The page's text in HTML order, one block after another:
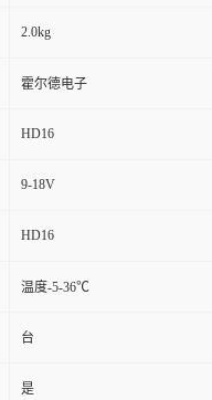
2.0kg
霍尔德电子
HD16
9-18V
HD16
温度-5-36℃
台
是